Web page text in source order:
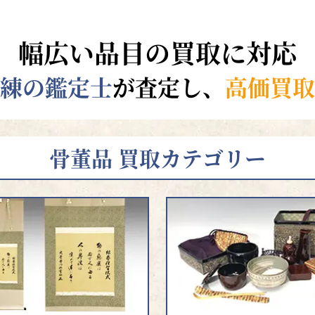
幅広い品目の買取に対応
の鑑定士が査定し、 高価買
骨董品 買取カテゴリー